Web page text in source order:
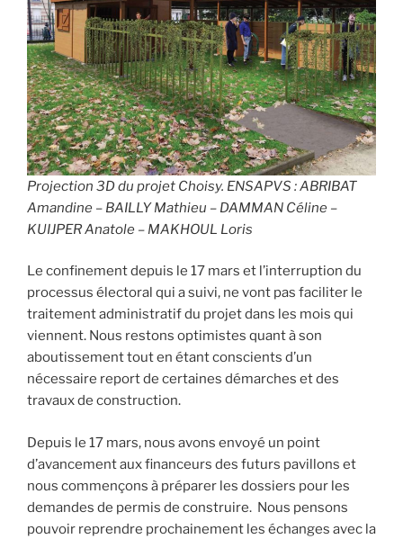
Projection 3D du projet Choisy. ENSAPVS : ABRIBAT
Amandine – BAILLY Mathieu – DAMMAN Céline –
KUIJPER Anatole – MAKHOUL Loris
Le confinement depuis le 17 mars et l’interruption du
processus électoral qui a suivi, ne vont pas faciliter le
traitement administratif du projet dans les mois qui
viennent. Nous restons optimistes quant à son
aboutissement tout en étant conscients d’un
nécessaire report de certaines démarches et des
travaux de construction.
Depuis le 17 mars, nous avons envoyé un point
d’avancement aux financeurs des futurs pavillons et
nous commençons à préparer les dossiers pour les
demandes de permis de construire. Nous pensons
pouvoir reprendre prochainement les échanges avec la